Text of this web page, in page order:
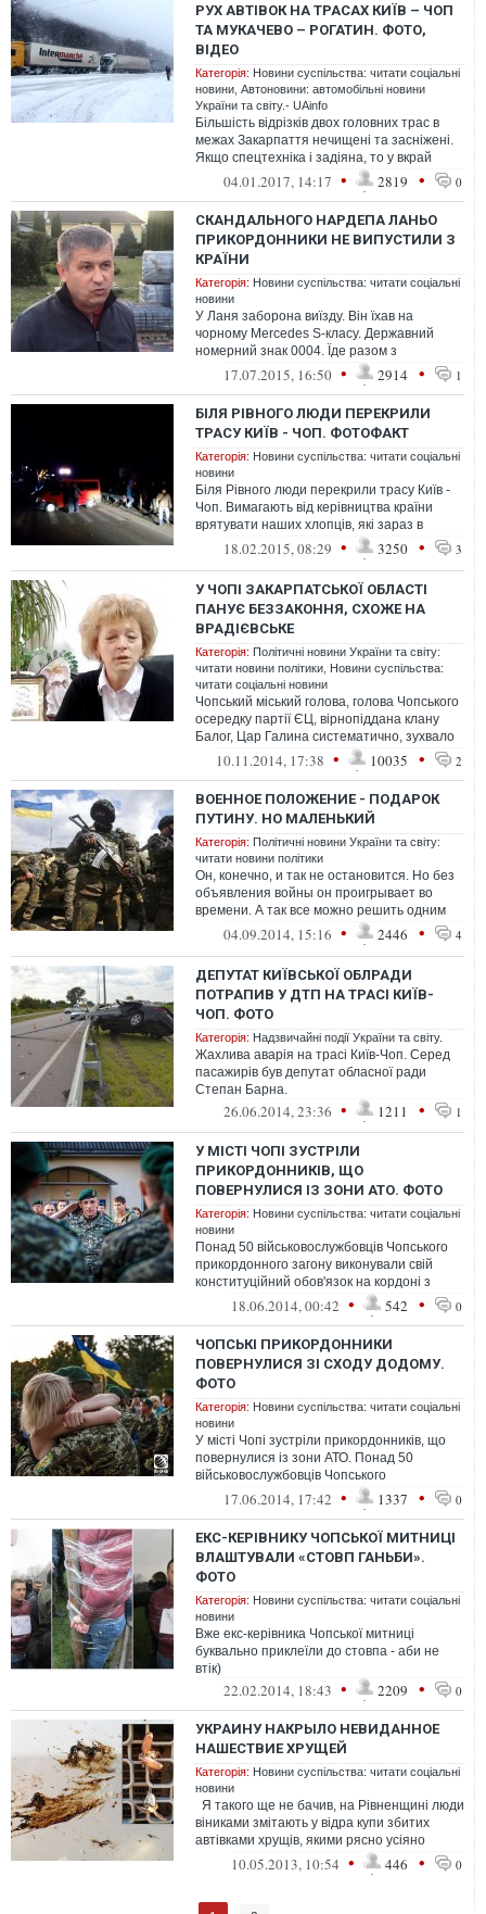
РУХ АВТІВОК НА ТРАСАХ КИЇВ – ЧОП
ТА МУКАЧЕВО – РОГАТИН. ФОТО,
ВІДЕО
Категорія: Новини суспільства: читати соціальні
новини Автоновини: автомобільні новини
України та світу.- UAinfo
Більшість відрізків двох головних трас в
межах Закарпаття нечищені та засніжені.
Якщо спецтехніка і задіяна, то у вкрай
малій кількості та виключно на...
04.01.2017, 14:17 • 2819 • 0
СКАНДАЛЬНОГО НАРДЕПА ЛАНЬО
ПРИКОРДОННИКИ НЕ ВИПУСТИЛИ З
КРАЇНИ
Категорія: Новини суспільства: читати соціальні
новини
У Ланя заборона виїзду. Він їхав на
чорному Mercedes S-класу. Державний
номерний знак 0004. Їде разом з
охороною. Охорона: Land Rover номера
17.07.2015, 16:50 • 2914 • 1
БІЛЯ РІВНОГО ЛЮДИ ПЕРЕКРИЛИ
ТРАСУ КИЇВ - ЧОП. ФОТОФАКТ
Категорія: Новини суспільства: читати соціальні
новини
Біля Рівного люди перекрили трасу Київ -
Чоп. Вимагають від керівництва країни
врятувати наших хлопців, які зараз в
Дебальцево. Вони готові стоят...
18.02.2015, 08:29 • 3250 • 3
У ЧОПІ ЗАКАРПАТСЬКОЇ ОБЛАСТІ
ПАНУЄ БЕЗЗАКОННЯ, СХОЖЕ НА
ВРАДІЄВСЬКЕ
Категорія: Політичні новини України та світу:
читати новини політики Новини суспільства:
читати соціальні новини
Чопський міський голова, голова Чопського
осередку партії ЄЦ, вірнопіддана клану
Балог, Цар Галина систематично, зухвало
та цинічно порушує закони Укр...
10.11.2014, 17:38 • 10035 • 2
ВОЕННОЕ ПОЛОЖЕНИЕ - ПОДАРОК
ПУТИНУ. НО МАЛЕНЬКИЙ
Категорія: Політичні новини України та світу:
читати новини політики
Он, конечно, и так не остановится. Но без
объявления войны он проигрывает во
времени. А так все можно решить одним
махом. Тем более, Запад с радостью ...
04.09.2014, 15:16 • 2446 • 4
ДЕПУТАТ КИЇВСЬКОЇ ОБЛРАДИ
ПОТРАПИВ У ДТП НА ТРАСІ КИЇВ-
ЧОП. ФОТО
Категорія: Надзвичайні події України та світу.
Жахлива аварія на трасі Київ-Чоп. Серед
пасажирів був депутат обласної ради
Степан Барна.
26.06.2014, 23:36 • 1211 • 1
У МІСТІ ЧОПІ ЗУСТРІЛИ
ПРИКОРДОННИКІВ, ЩО
ПОВЕРНУЛИСЯ ІЗ ЗОНИ АТО. ФОТО
Категорія: Новини суспільства: читати соціальні
новини
Понад 50 військовослужбовців Чопського
прикордонного загону виконували свій
конституційний обов'язок на кордоні з
Російською Федерацією. Більше трьох ...
18.06.2014, 00:42 • 542 • 0
ЧОПСЬКІ ПРИКОРДОННИКИ
ПОВЕРНУЛИСЯ ЗІ СХОДУ ДОДОМУ.
ФОТО
Категорія: Новини суспільства: читати соціальні
новини
У місті Чопі зустріли прикордонників, що
повернулися із зони АТО. Понад 50
військовослужбовців Чопського
прикордонного загону виконували свій
17.06.2014, 17:42 • 1337 • 0
ЕКС-КЕРІВНИКУ ЧОПСЬКОЇ МИТНИЦІ
ВЛАШТУВАЛИ «СТОВП ГАНЬБИ».
ФОТО
Категорія: Новини суспільства: читати соціальні
новини
Вже екс-керівника Чопської митниці
буквально приклеїли до стовпа - аби не
втік)
22.02.2014, 18:43 • 2209 • 0
УКРАИНУ НАКРЫЛО НЕВИДАННОЕ
НАШЕСТВИЕ ХРУЩЕЙ
Категорія: Новини суспільства: читати соціальні
новини
Я такого ще не бачив, на Рівненщині люди
віниками змітають у відра купи збитих
автівками хрущів, якими рясно усіяно
узбіччя траси Київ-Чоп.....
10.05.2013, 10:54 • 446 • 0